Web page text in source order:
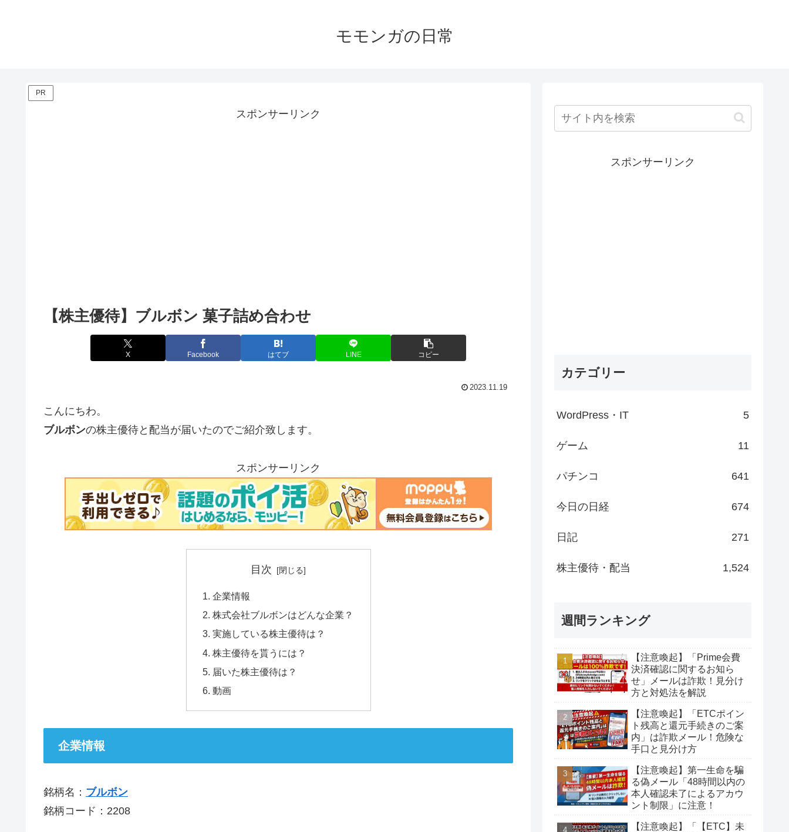
モモンガの日常
PR
スポンサーリンク
【株主優待】ブルボン 菓子詰め合わせ
X Facebook はてブ LINE コピー
2023.11.19
こんにちわ。
ブルボンの株主優待と配当が届いたのでご紹介致します。
スポンサーリンク
目次
企業情報
株式会社ブルボンはどんな企業？
実施している株主優待は？
株主優待を貰うには？
届いた株主優待は？
動画
企業情報
銘柄名： ブルボン
銘柄コード：2208
スポンサーリンク
カテゴリー
WordPress・IT 5
ゲーム 11
パチンコ 641
今日の日経 674
日記 271
株主優待・配当 1,524
週間ランキング
【注意喚起】「Prime会費
決済確認に関するお知ら
せ」メールは詐欺！見分け
方と対処法を解説
【注意喚起】「ETCポイン
ト残高と還元手続きのご案
内」は詐欺メール！危険な
手口と見分け方
【注意喚起】第一生命を騙
る偽メール「48時間以内の
本人確認未了によるアカウ
ント制限」に注意！
【注意喚起】「【ETC】未